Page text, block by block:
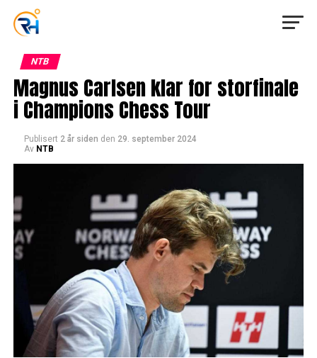
NTB
Magnus Carlsen klar for storfinale
i Champions Chess Tour
Publisert 2 år siden den 29. september 2024
Av NTB